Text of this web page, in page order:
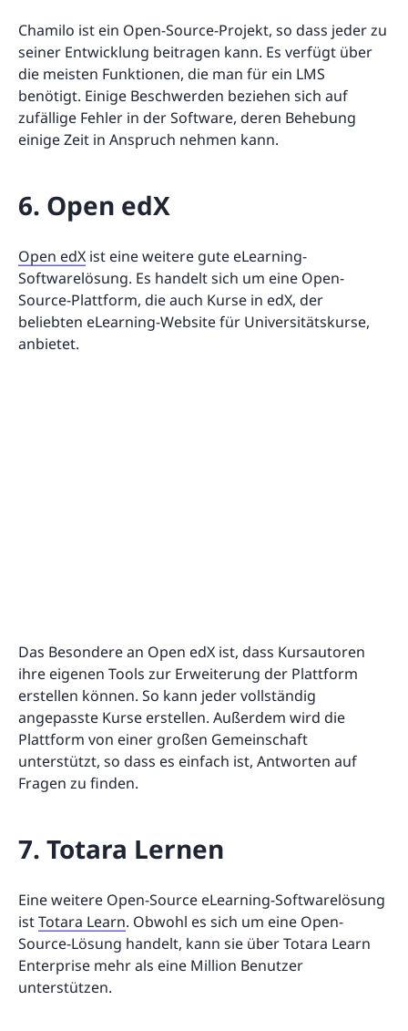
Chamilo ist ein Open-Source-Projekt, so dass jeder zu
seiner Entwicklung beitragen kann. Es verfügt über
die meisten Funktionen, die man für ein LMS
benötigt. Einige Beschwerden beziehen sich auf
zufällige Fehler in der Software, deren Behebung
einige Zeit in Anspruch nehmen kann.
6. Open edX
Open edX ist eine weitere gute eLearning-
Softwarelösung. Es handelt sich um eine Open-
Source-Plattform, die auch Kurse in edX, der
beliebten eLearning-Website für Universitätskurse,
anbietet.
Das Besondere an Open edX ist, dass Kursautoren
ihre eigenen Tools zur Erweiterung der Plattform
erstellen können. So kann jeder vollständig
angepasste Kurse erstellen. Außerdem wird die
Plattform von einer großen Gemeinschaft
unterstützt, so dass es einfach ist, Antworten auf
Fragen zu finden.
7. Totara Lernen
Eine weitere Open-Source eLearning-Softwarelösung
istTotara Learn. Obwohl es sich um eine Open-
Source-Lösung handelt, kann sie über Totara Learn
Enterprise mehr als eine Million Benutzer
unterstützen.